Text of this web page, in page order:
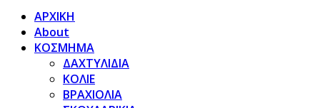
ΑΡΧΙΚΗ
About
ΚΟΣΜΗΜΑ
ΔΑΧΤΥΛΙΔΙΑ
ΚΟΛΙΕ
ΒΡΑΧΙΟΛΙΑ